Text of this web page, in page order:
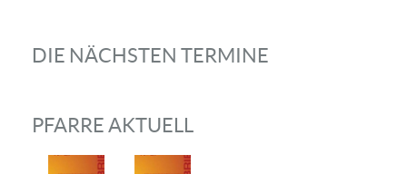
DIE NÄCHSTEN TERMINE
PFARRE AKTUELL